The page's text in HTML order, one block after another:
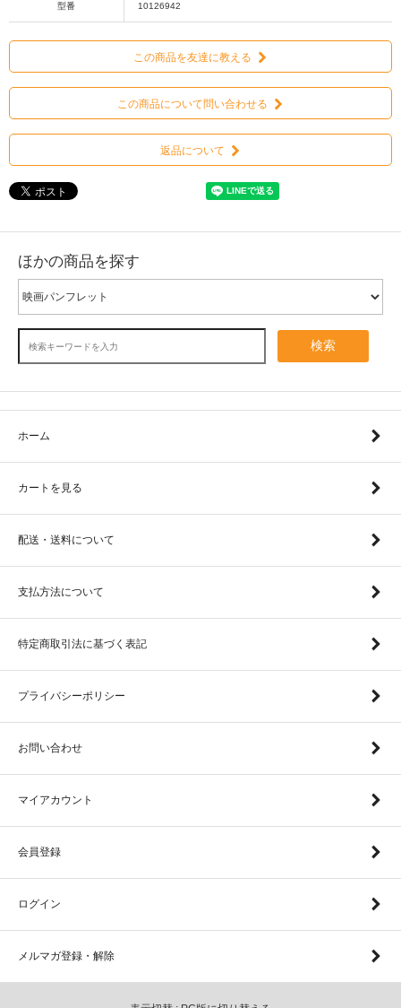
型番 10126942
この商品を友達に教える
この商品について問い合わせる
返品について
ほかの商品を探す
検索
ホーム
カートを見る
配送・送料について
支払方法について
特定商取引法に基づく表記
プライバシーポリシー
お問い合わせ
マイアカウント
会員登録
ログイン
メルマガ登録・解除